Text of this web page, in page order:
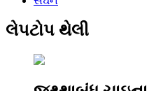
લેપટોપ થેલી